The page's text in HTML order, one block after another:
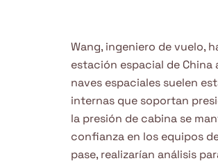
Wang, ingeniero de vuelo,
estación espacial de
naves espaciales suelen
internas que soportan
la presión de cabina se
confianza en los equipos
pase, realizarían análisis